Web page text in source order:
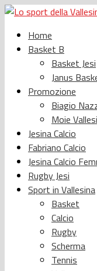
Home
Basket B
Basket Jesi
Janus
Promozione
Biagio
Moie
Jesina Calcio
Fabriano Calcio
Jesina Calcio
Rugby Jesi
Sport in Vallesina
Basket
Calcio
Rugby
Scherma
Tennis